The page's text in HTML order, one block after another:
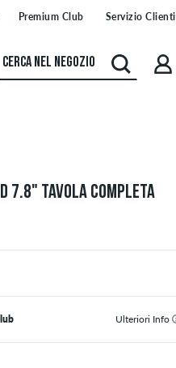
Premium Club Servizio Clienti
7.8" TAVOLA COMPLETA
Ulteriori Info